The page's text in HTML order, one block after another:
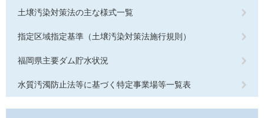
土壌汚染対策法の主な様式一覧
指定区域指定基準（土壌汚染対策法施行規則）
福岡県主要ダム貯水状況
水質汚濁防止法等に基づく特定事業場等一覧表